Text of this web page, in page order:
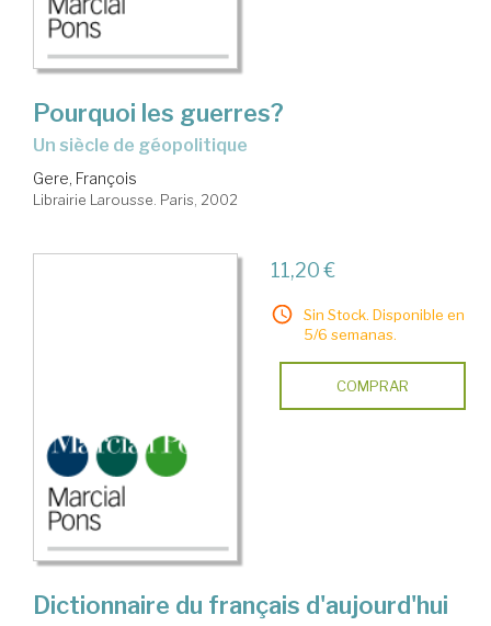
Pourquoi les guerres?
Un siècle de géopolitique
Gere, François
Librairie Larousse. Paris, 2002
11,20 €
Sin Stock. Disponible en
5/6 semanas.
COMPRAR
Dictionnaire du français d'aujourd'hui